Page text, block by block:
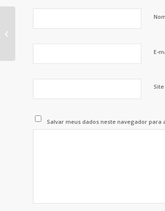
E-
Site
Salvar meus dados neste navegador para
Poker marca a semana do 30º Jogos